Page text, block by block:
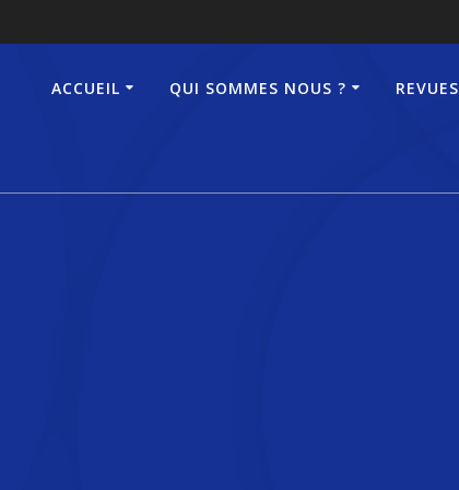
ACCUEIL QUI SOMMES NOUS ? REVUES